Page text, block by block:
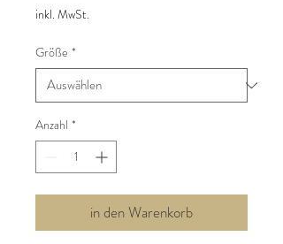
inkl. MwSt.
Größe *
Anzahl *
in den Warenkorb